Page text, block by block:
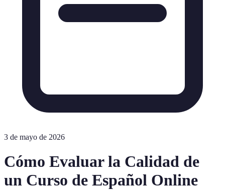
3 de mayo de 2026
Cómo Evaluar la Calidad de
un Curso de Español Online